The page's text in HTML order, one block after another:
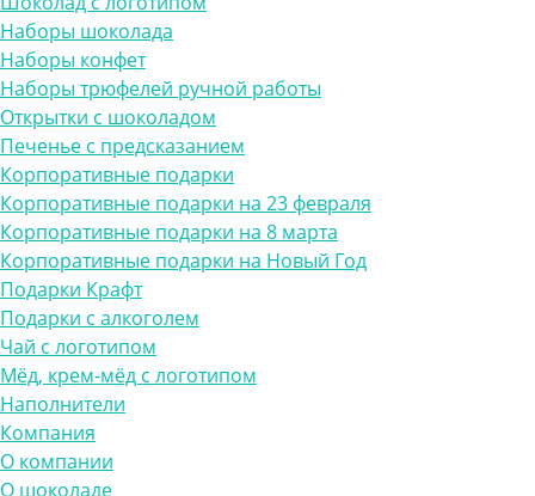
Наборы шоколада
Наборы конфет
Наборы трюфелей ручной работы
Открытки с шоколадом
Печенье с предсказанием
Корпоративные подарки
Корпоративные подарки на 23 февраля
Корпоративные подарки на 8 марта
Корпоративные подарки на Новый Год
Подарки Крафт
Подарки с алкоголем
Чай с логотипом
Мёд, крем-мёд с логотипом
Наполнители
Компания
О компании
О шоколаде